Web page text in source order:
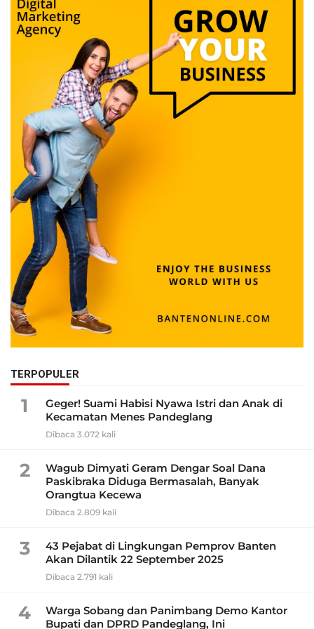
TERPOPULER
1
Geger! Suami Habisi Nyawa Istri dan Anak di
Kecamatan Menes Pandeglang
Dibaca 3.072 kali
2
Wagub Dimyati Geram Dengar Soal Dana
Paskibraka Diduga Bermasalah, Banyak
Orangtua Kecewa
Dibaca 2.809 kali
3
43 Pejabat di Lingkungan Pemprov Banten
Akan Dilantik 22 September 2025
Dibaca 2.791 kali
4
Warga Sobang dan Panimbang Demo Kantor
Bupati dan DPRD Pandeglang, Ini